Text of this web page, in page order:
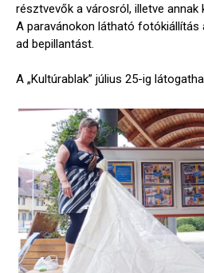
résztvevők a városról, illetve annak
A paravánokon látható fotókiállítás
ad bepillantást.
A „Kultúrablak” július 25-ig